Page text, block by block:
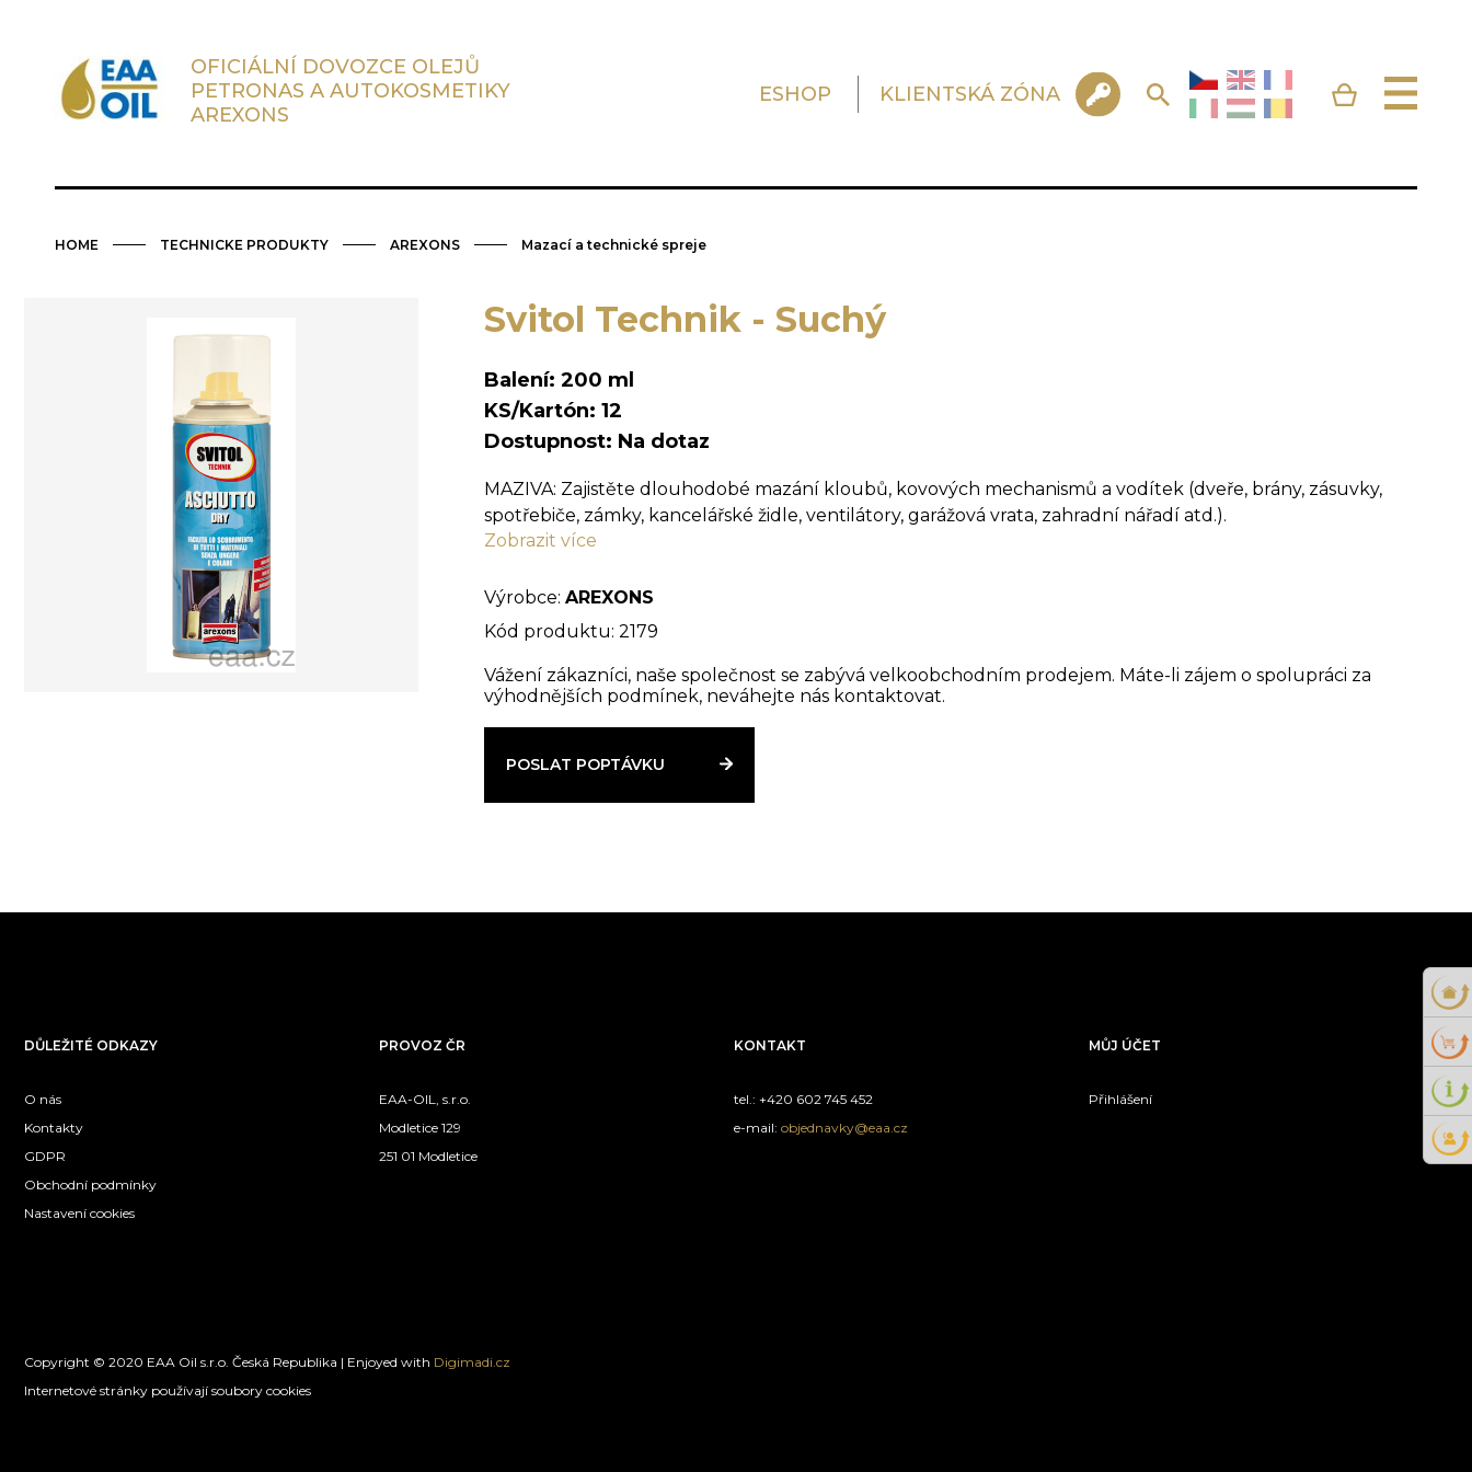
OFICIÁLNÍ DOVOZCE OLEJŮ
PETRONAS A AUTOKOSMETIKY
AREXONS
ESHOP KLIENTSKÁ ZÓNA
HOME TECHNICKE PRODUKTY AREXONS Mazací a technické spreje
Svitol Technik - Suchý
Balení: 200 ml
KS/Kartón: 12
Dostupnost: Na dotaz
Zobrazit více
MAZIVA: Zajistěte dlouhodobé mazání kloubů, kovových mechanismů a vodítek (dveře, brány, zásuvky,
spotřebiče, zámky, kancelářské židle, ventilátory, garážová vrata, zahradní nářadí atd.).
SNADNÉ POUŽITÍ: Díky gelové konzistenci je aplikace čistší. 360 ° ventil umožňuje výdej produktu ve všech
polohách. Sláma umožňuje přesné dosažení nejméně přístupných bodů.
Výrobce: AREXONS
Kód produktu: 2179
Vážení zákazníci, naše společnost se zabývá velkoobchodním prodejem. Máte-li zájem o spolupráci za
výhodnějších podmínek, neváhejte nás kontaktovat.
POSLAT POPTÁVKU
DŮLEŽITÉ ODKAZY
O nás
Kontakty
GDPR
Obchodní podmínky
Nastavení cookies
PROVOZ ČR
EAA-OIL, s.r.o.
Modletice 129
251 01 Modletice
KONTAKT
tel.: +420 602 745 452
e-mail: objednavky@eaa.cz
MŮJ ÚČET
Přihlášení
Copyright © 2020 EAA Oil s.r.o. Česká Republika | Enjoyed with Digimadi.cz
Internetové stránky používají soubory cookies